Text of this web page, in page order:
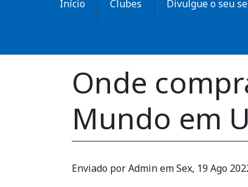
Início Clubes Divulgue o seu
Onde
Mundo em
Enviado porAdminemSex, 19 Ago